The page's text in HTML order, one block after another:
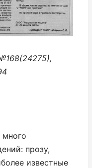
прозу,
известные